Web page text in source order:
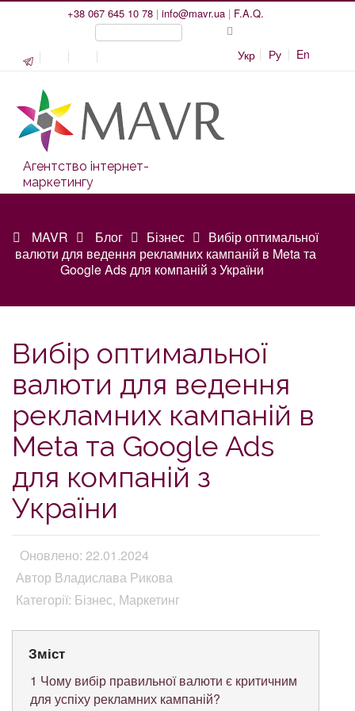
+38 067 645 10 78 | info@mavr.ua | F.A.Q.
Укр Ру En
Агентство інтернет-
маркетингу
MAVR Блог Бізнес
Вибір оптимальної
валюти для ведення рекламних кампаній в Meta та
Google Ads для компаній з України
Вибір оптимальної
валюти для ведення
рекламних кампаній в
Meta та Google Ads
для компаній з
України
Оновлено: 22.01.2024
Автор Владислава Рикова
Категорії: Бізнес, Маркетинг
Зміст
1 Чому вибір правильної валюти є критичним
для успіху рекламних кампаній?